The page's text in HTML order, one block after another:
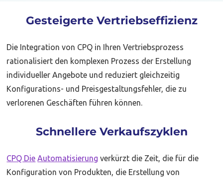
Gesteigerte Vertriebseffizienz
Die Integration von CPQ in Ihren Vertriebsprozess
rationalisiert den komplexen Prozess der Erstellung
individueller Angebote und reduziert gleichzeitig
Konfigurations- und Preisgestaltungsfehler, die zu
verlorenen Geschäften führen können.
Schnellere Verkaufszyklen
CPQ Die Automatisierung verkürzt die Zeit, die für die
Konfiguration von Produkten, die Erstellung von